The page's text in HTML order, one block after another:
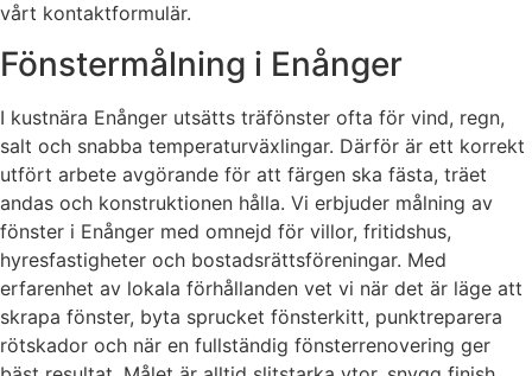
vårt kontaktformulär.
Fönstermålning i Enånger
I kustnära Enånger utsätts träfönster ofta för vind, regn,
salt och snabba temperaturväxlingar. Därför är ett korrekt
utfört arbete avgörande för att färgen ska fästa, träet
andas och konstruktionen hålla. Vi erbjuder målning av
fönster i Enånger med omnejd för villor, fritidshus,
hyresfastigheter och bostadsrättsföreningar. Med
erfarenhet av lokala förhållanden vet vi när det är läge att
skrapa fönster, byta sprucket fönsterkitt, punktreparera
rötskador och när en fullständig fönsterrenovering ger